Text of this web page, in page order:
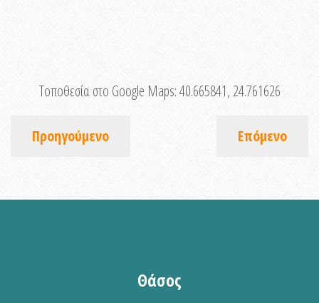
Τοποθεσία στο Google Maps:40.665841, 24.761626
Προηγούμενο Επόμενο
Θάσος